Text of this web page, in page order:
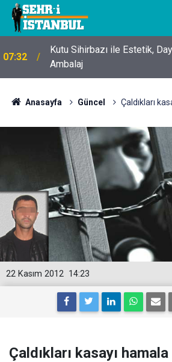
07:32
Kutu Sihirbazı ile Estetik,
Ambalaj
Anasayfa Güncel Çaldıkları
14:23
22 Kasım 2012
Çaldıkları kasayı